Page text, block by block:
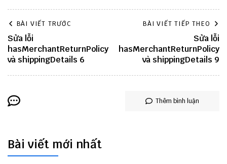
BÀI VIẾT TRƯỚC
Sửa lỗi
hasMerchantReturnPolicy
và shippingDetails 6
BÀI VIẾT TIẾP THEO
Sửa lỗi
hasMerchantReturnPolicy
và shippingDetails 9
Thêm bình luận
Bài viết mới nhất